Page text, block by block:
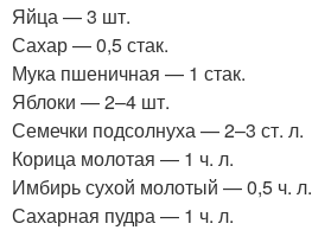
Яйца — 3 шт.
Сахар — 0,5 стак.
Мука пшеничная — 1 стак.
Яблоки — 2–4 шт.
Семечки подсолнуха — 2–3 ст. л.
Корица молотая — 1 ч. л.
Имбирь сухой молотый — 0,5 ч. л.
Сахарная пудра — 1 ч. л.